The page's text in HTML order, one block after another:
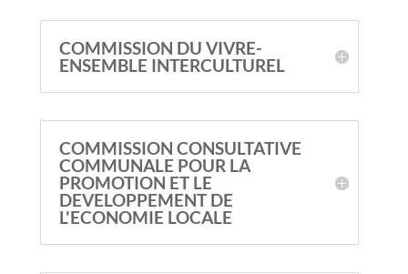
COMMISSION DU VIVRE-
ENSEMBLE INTERCULTUREL
COMMISSION CONSULTATIVE
COMMUNALE POUR LA
PROMOTION ET LE
DEVELOPPEMENT DE
L'ECONOMIE LOCALE